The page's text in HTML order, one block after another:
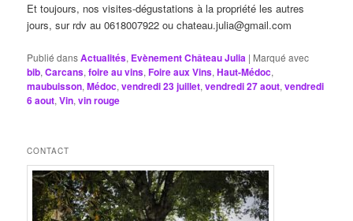
Et toujours, nos visites-dégustations à la propriété les autres
jours, sur rdv au 0618007922 ou chateau.julia@gmail.com
Publié dansActualités, Evènement Château Julia | Marqué avec
bib,Carcans,foire au vins,Foire aux Vins,Haut-Médoc,
maubuisson,Médoc,vendredi 23 juillet,vendredi 27 aout,vendredi
6 aout,Vin,vin rouge
CONTACT